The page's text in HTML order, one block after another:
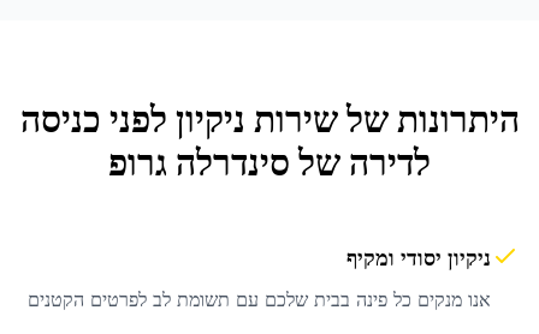
היתרונות של שירות ניקיון לפני כניסה
לדירה של סינדרלה גרופ
ניקיון יסודי ומקיף
אנו מנקים כל פינה בבית שלכם עם תשומת לב לפרטים הקטנים